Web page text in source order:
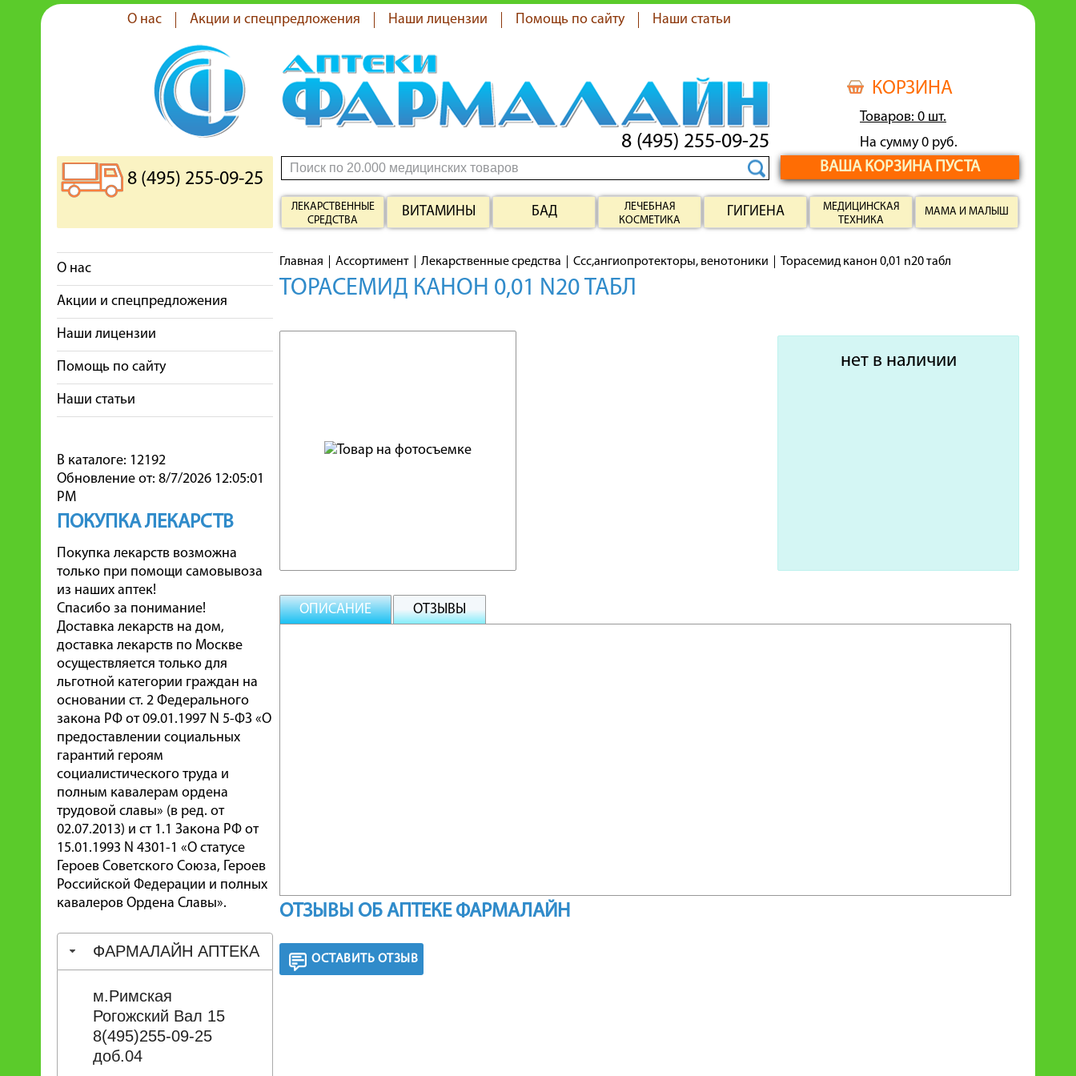
О нас Акции и спецпредложения Наши лицензии Помощь по сайту Наши статьи
КОРЗИНА
Товаров: 0 шт.
На сумму 0 руб.
ВАША КОРЗИНА ПУСТА
8 (495) 255-09-25
8 (495) 255-09-25
ЛЕКАРСТВЕННЫЕ
СРЕДСТВА
ВИТАМИНЫ БАД
ЛЕЧЕБНАЯ
КОСМЕТИКА
ГИГИЕНА
МЕДИЦИНСКАЯ
ТЕХНИКА
МАМА И МАЛЫШ
О нас
Акции и спецпредложения
Наши лицензии
Помощь по сайту
Наши статьи
В каталоге: 12192
Обновление от: 8/7/2026 12:05:01
PM
ПОКУПКА ЛЕКАРСТВ
Покупка лекарств возможна
только при помощи самовывоза
из наших аптек!
Спасибо за понимание!
Доставка лекарств на дом,
доставка лекарств по Москве
осуществляется только для
льготной категории граждан на
основании ст. 2 Федерального
закона РФ от 09.01.1997 N 5-ФЗ «О
предоставлении социальных
гарантий героям
социалистического труда и
полным кавалерам ордена
трудовой славы» (в ред. от
02.07.2013) и ст 1.1 Закона РФ от
15.01.1993 N 4301-1 «О статусе
Героев Советского Союза, Героев
Российской Федерации и полных
кавалеров Ордена Славы».
ФАРМАЛАЙН АПТЕКА
м.Римская
Рогожский Вал 15
8(495)255-09-25
доб.04
Главная Ассортимент Лекарственные средства Ссс,ангиопротекторы, венотоники Торасемид канон 0,01 n20 табл
ТОРАСЕМИД КАНОН 0,01 N20 ТАБЛ
нет в наличии
ОПИСАНИЕ ОТЗЫВЫ
ОТЗЫВЫ ОБ АПТЕКЕ ФАРМАЛАЙН
ОСТАВИТЬ ОТЗЫВ